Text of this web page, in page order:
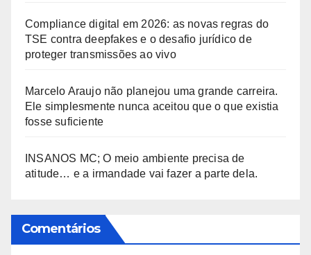
Compliance digital em 2026: as novas regras do
TSE contra deepfakes e o desafio jurídico de
proteger transmissões ao vivo
Marcelo Araujo não planejou uma grande carreira.
Ele simplesmente nunca aceitou que o que existia
fosse suficiente
INSANOS MC; O meio ambiente precisa de
atitude… e a irmandade vai fazer a parte dela.
Comentários